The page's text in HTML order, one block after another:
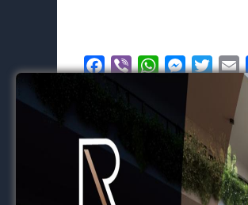
Facebook
ViberWhatsAppMessenger
FEATURED